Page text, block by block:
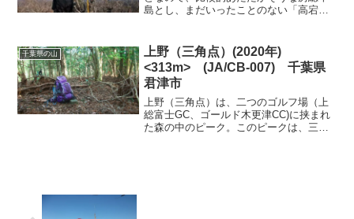
島とし、まだいったことのない「高宕
赤でだれも動いていないのに、急に走り
だし一つ前の車に追突。勘...
千葉県の山
上野（三角点）(2020年)
<313m> (JA/CB-007) 千葉県
君津市
上野（三角点）は、二つのゴルフ場（上
総富士GC、ゴールド木更津CC)に挟まれ
た森の中のピーク。このピークは、三角